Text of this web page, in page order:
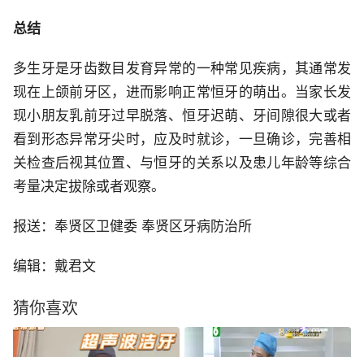
总结
多生牙是牙齿数目发育异常的一种常见疾病，其通常发
现在上颌前牙区，进而影响正常恒牙的萌出。当家长发
现小朋友乳前牙过早脱落、恒牙迟萌、牙间隙很大或者
看到形态异常牙尖时，应及时就诊，一旦确诊，完善相
关检查后视其位置、与恒牙的关系以及患儿年龄等综合
考量决定拔除或者观察。
报送：奉贤区卫健委 奉贤区牙病防治所
编辑：戴君文
猜你喜欢